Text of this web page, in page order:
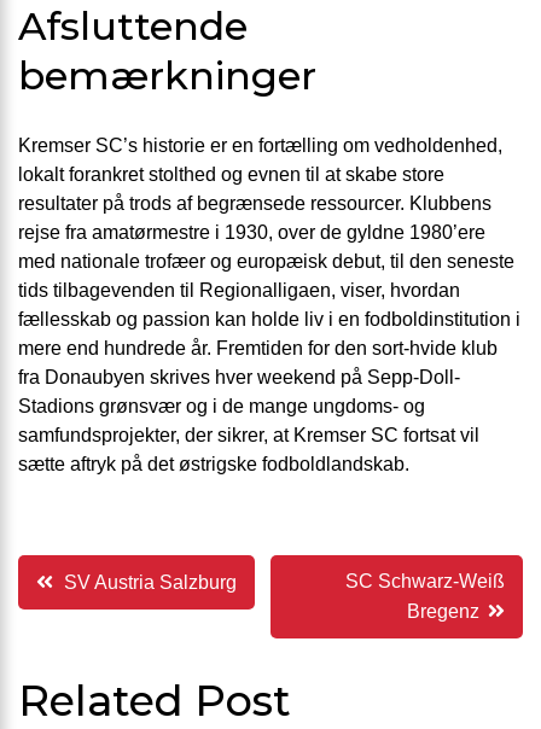
Afsluttende
bemærkninger
Kremser SC’s historie er en fortælling om vedholdenhed,
lokalt forankret stolthed og evnen til at skabe store
resultater på trods af begrænsede ressourcer. Klubbens
rejse fra amatørmestre i 1930, over de gyldne 1980’ere
med nationale trofæer og europæisk debut, til den seneste
tids tilbagevenden til Regionalligaen, viser, hvordan
fællesskab og passion kan holde liv i en fodboldinstitution i
mere end hundrede år. Fremtiden for den sort-hvide klub
fra Donaubyen skrives hver weekend på Sepp-Doll-
Stadions grønsvær og i de mange ungdoms- og
samfundsprojekter, der sikrer, at Kremser SC fortsat vil
sætte aftryk på det østrigske fodboldlandskab.
Indlægsnavigation
SV Austria Salzburg
SC Schwarz-Weiß
Bregenz
Related Post